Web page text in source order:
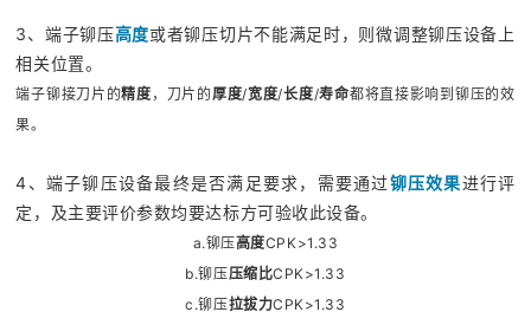
3、端子铆压高度或者铆压切片不能满足时，则微调整铆压设备上
相关位置。
端子铆接刀片的精度 ，刀片的厚度/宽度/长度/寿命都将直接影响到铆压的效
果。
4、端子铆压设备最终是否满足要求，需要通过铆压效果进行评
定，及主要评价参数均要达标方可验收此设备。
a.铆压高度CPK>1.33
b.铆压压缩比CPK>1.33
c.铆压拉拔力CPK>1.33